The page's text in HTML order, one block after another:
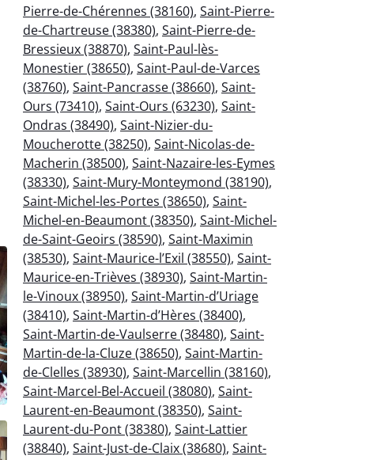
Pierre-de-Chérennes (38160), Saint-Pierre-
de-Chartreuse (38380), Saint-Pierre-de-
Bressieux (38870), Saint-Paul-lès-
Monestier (38650), Saint-Paul-de-Varces
(38760), Saint-Pancrasse (38660), Saint-
Ours (73410), Saint-Ours (63230), Saint-
Ondras (38490), Saint-Nizier-du-
Moucherotte (38250), Saint-Nicolas-de-
Macherin (38500), Saint-Nazaire-les-Eymes
(38330), Saint-Mury-Monteymond (38190),
Saint-Michel-les-Portes (38650), Saint-
Michel-en-Beaumont (38350), Saint-Michel-
de-Saint-Geoirs (38590), Saint-Maximin
(38530), Saint-Maurice-l’Exil (38550), Saint-
Maurice-en-Trièves (38930), Saint-Martin-
le-Vinoux (38950), Saint-Martin-d’Uriage
(38410), Saint-Martin-d’Hères (38400),
Saint-Martin-de-Vaulserre (38480), Saint-
Martin-de-la-Cluze (38650), Saint-Martin-
de-Clelles (38930), Saint-Marcellin (38160),
Saint-Marcel-Bel-Accueil (38080), Saint-
Laurent-en-Beaumont (38350), Saint-
Laurent-du-Pont (38380), Saint-Lattier
(38840), Saint-Just-de-Claix (38680), Saint-